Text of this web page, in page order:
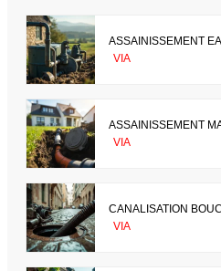
ASSAINISSEMENT
VIA
ASSAINISSEMENT
VIA
CANALISATION
VIA